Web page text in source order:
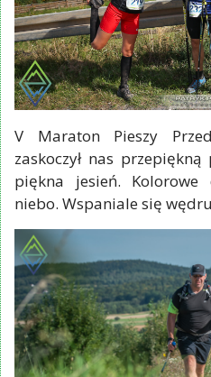
V Maraton Pieszy
zaskoczył nas przepiękną
piękna jesień.
niebo. Wspaniale się